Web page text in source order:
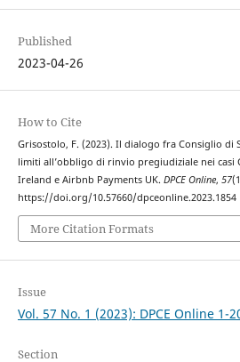
Published
2023-04-26
How to Cite
Grisostolo, F. (2023). Il dialogo fra Consiglio di
limiti all’obbligo di rinvio pregiudiziale nei casi
Ireland e Airbnb Payments UK. DPCE Online, 57
https://doi.org/10.57660/dpceonline.2023.1854
More Citation Formats
Issue
Vol. 57 No. 1 (2023): DPCE Online 1-
Section